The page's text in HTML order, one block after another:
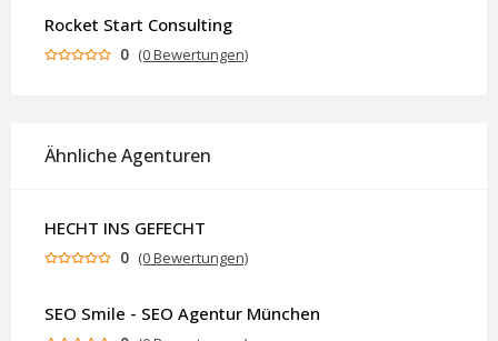
Rocket Start Consulting
0 (0 Bewertungen)
Ähnliche Agenturen
HECHT INS GEFECHT
0 (0 Bewertungen)
SEO Smile - SEO Agentur München